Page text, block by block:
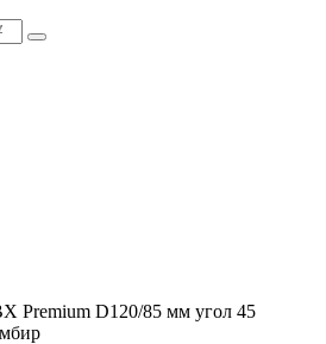
Premium D120/85 мм угол 45